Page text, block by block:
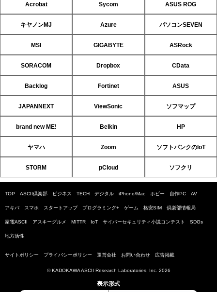
Acrobat Sycom ASUS ROG
キヤノンMJ Azure パソコンSEVEN
MSI GIGABYTE ASRock
SORACOM Dropbox CData
Backlog Fortinet ASUS
JAPANNEXT ViewSonic ソフマップ
brand new ME! Belkin HP
ヤマハ Zoom ソフトバンクのIoT
STORM pCloud ソフクリ
TOP ASCII倶楽部 ビジネス TECH デジタル iPhone/Mac ホビー 自作PC AV
アキバ スマホ スタートアップ プログラミング+ ゲーム 格安SIM 倶楽部情報局
家電ASCII アスキーグルメ MITTR IoT サイバーセキュリティ小説コンテスト SDGs
地方活性
サイトポリシー プライバシーポリシー 運営会社 お問い合わせ 広告掲載
© KADOKAWA ASCII Research Laboratories, Inc. 2026
表示形式